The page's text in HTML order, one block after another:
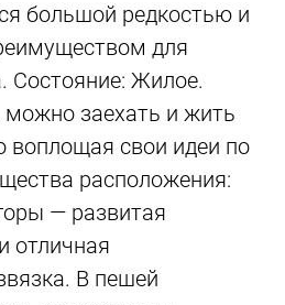
большой редкостью и
для
Состояние: Жилое.
заехать и жить
воплощая свои идеи по
расположения:
— развитая
отличная
В пешей